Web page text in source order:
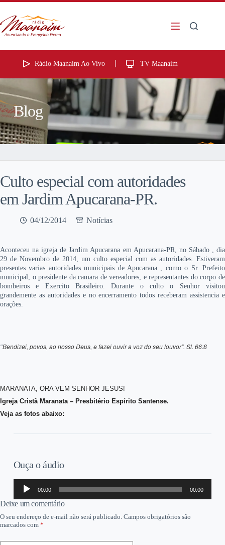
Rádio Maanaim Ao Vivo TV Maanaim
Blog
Culto especial com autoridades
em Jardim Apucarana-PR.
04/12/2014 Notícias
Aconteceu na igreja de Jardim Apucarana em Apucarana-PR, no Sábado , dia
29 de Novembro de 2014, um culto especial com as autoridades. Estiveram
presentes varias autoridades municipais de Apucarana , como o Sr. Prefeito
municipal, o presidente da camara de vereadores, e representantes do corpo de
bombeiros e Exercito Brasileiro. Durante o culto o Senhor visitou
grandemente as autoridades e no encerramento todos receberam assistencia e
orações.
"Bendizei, povos, ao nosso Deus, e fazei ouvir a voz do seu louvor". Sl. 66:8
MARANATA, ORA VEM SENHOR JESUS!
Igreja Cristã Maranata – Presbitério Espírito Santense.
Veja as fotos abaixo:
Ouça o áudio
Tocador
áudio
00:00 00:00
Deixe um comentário
O seu endereço de e-mail não será publicado. Campos obrigatórios são
marcados com *